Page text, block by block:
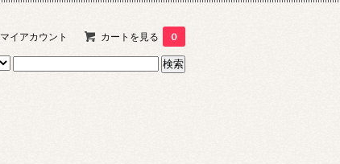
マイアカウント カートを見る 0